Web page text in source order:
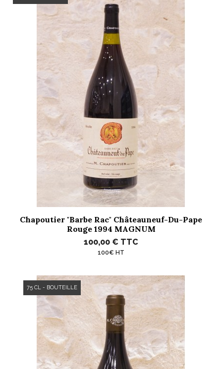
Chapoutier "Barbe Rac" Châteauneuf-Du-Pape
Rouge 1994 MAGNUM
100,00 € TTC
100€ HT
75 CL - BOUTEILLE